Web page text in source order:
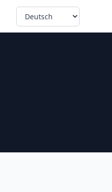
Language